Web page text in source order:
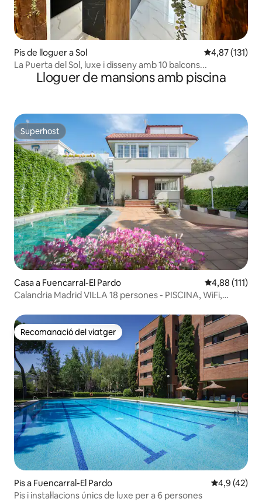
Pis de lloguer a Sol 4,87 de
4,87 (131)
La Puerta del Sol, luxe i disseny amb 10 balcons...
Lloguer de mansions amb piscina
Superhost
Superhost
Casa a Fuencarral-El Pardo 4,88 de
4,88 (111)
Calandria Madrid VIL·LA 18 persones - PISCINA, WiFi,
Recomanació del viatger
Recomanació del viatger
Pis a Fuencarral-El Pardo 4,9 de
4,9 (42)
Pis i instal·lacions únics de luxe per a 6 persones